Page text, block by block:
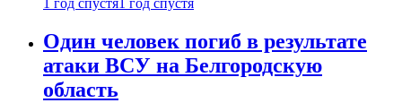
1 год спустя 1 год спустя
Один человек погиб в результате
атаки ВСУ на Белгородскую
область